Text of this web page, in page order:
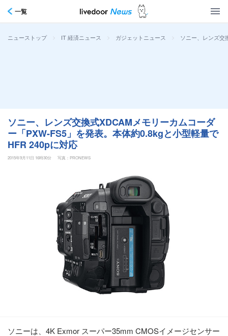
一覧
ニューストップ > IT 経済ニュース > ガジェットニュース > ソニー、レンズ交
ソニー、レンズ交換式XDCAMメモリーカムコーダ
ー「PXW-FS5」を発表。本体約0.8kgと小型軽量で
HFR 240pに対応
2015年9月11日 16時30分 写真：PRONEWS
ソニーは、4K Exmor スーパー35mm CMOSイメージセンサー